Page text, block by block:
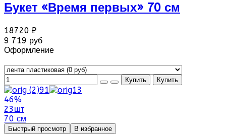
Букет «Время первых» 70 см
18720 ₽
9 719 руб
Оформление
46%
23шт
70 см
Быстрый просмотр В избранное